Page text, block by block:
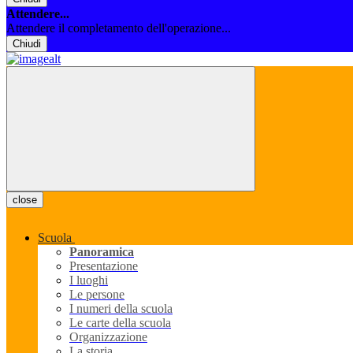
Attendere...
Attendere il completamento dell'operazione...
Chiudi
close
Scuola
Panoramica
Presentazione
I luoghi
Le persone
I numeri della scuola
Le carte della scuola
Organizzazione